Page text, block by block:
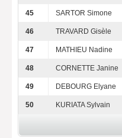
45 SARTOR Simone
46 TRAVARD Gisèle
47 MATHIEU Nadine
48 CORNETTE Janine
49 DEBOURG Elyane
50 KURIATA Sylvain